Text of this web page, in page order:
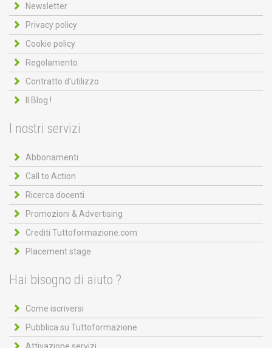
Newsletter
Privacy policy
Cookie policy
Regolamento
Contratto d'utilizzo
Il Blog !
I nostri servizi
Abbonamenti
Call to Action
Ricerca docenti
Promozioni & Advertising
Crediti Tuttoformazione.com
Placement stage
Hai bisogno di aiuto ?
Come iscriversi
Pubblica su Tuttoformazione